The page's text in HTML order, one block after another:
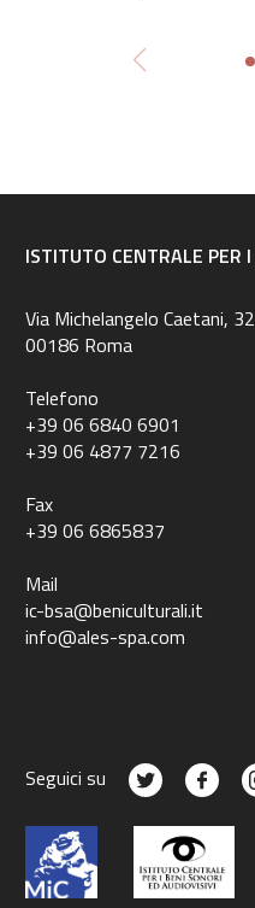
ISTITUTO CENTRALE PER
Via Michelangelo Caetani, 32
00186 Roma
Telefono
+39 06 6840 6901
+39 06 4877 7216
Fax
+39 06 6865837
Mail
ic-bsa@beniculturali.it
info@ales-spa.com
Seguici su